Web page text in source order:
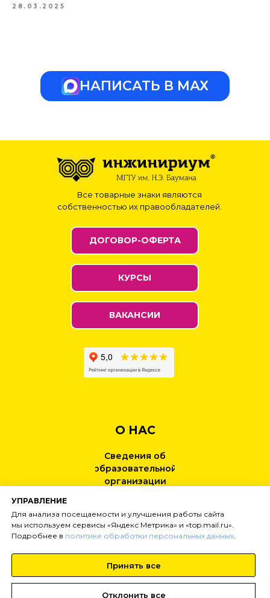
28.03.2025
НАПИСАТЬ В МАХ
Все товарные знаки являются
собственностью их правообладателей.
Тел: +7 (499) 495-25-01
О НАС
ВАКАНСИИ
КУРСЫ
Сведения об
образовательной
организации
ДОГОВОР-ОФЕРТА
УПРАВЛЕНИЕ
Для анализа посещаемости и улучшения работы сайта
мы используем сервисы «Яндекс Метрика» и «top.mail.ru».
Подробнее в политике обработки персональных данных
Принять все
Отклонить все